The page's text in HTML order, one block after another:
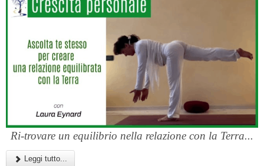
Ri-trovare un equilibrio nella relazione con la Terra...
Leggi tutto...